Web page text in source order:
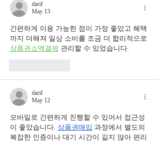
darif
May 13
간편하게 이용 가능한 점이 가장 좋았고 혜택
까지 더해져 일상 소비를 조금 더 합리적으로
상품권소액결제
관리할 수 있었습니다.
darif
May 12
모바일로 간편하게 진행할 수 있어서 접근성
이 좋았습니다. 상품권매입 과정에서 별도의
복잡한 인증이나 대기 시간이 길지 않아 편리